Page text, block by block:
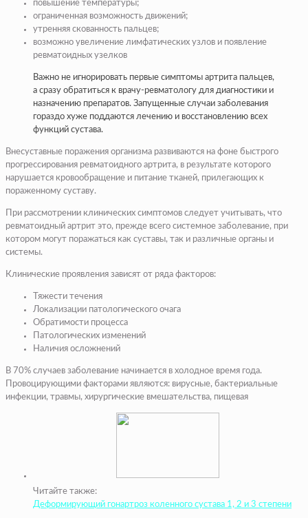
повышение температуры;
ограниченная возможность движений;
утренняя скованность пальцев;
возможно увеличение лимфатических узлов и появление
ревматоидных узелков
Важно не игнорировать первые симптомы артрита пальцев,
а сразу обратиться к врачу-ревматологу для диагностики и
назначению препаратов. Запущенные случаи заболевания
гораздо хуже поддаются лечению и восстановлению всех
функций сустава.
Внесуставные поражения организма развиваются на фоне быстрого
прогрессирования ревматоидного артрита, в результате которого
нарушается кровообращение и питание тканей, прилегающих к
пораженному суставу.
При рассмотрении клинических симптомов следует учитывать, что
ревматоидный артрит это, прежде всего системное заболевание, при
котором могут поражаться как суставы, так и различные органы и
системы.
Клинические проявления зависят от ряда факторов:
Тяжести течения
Локализации патологического очага
Обратимости процесса
Патологических изменений
Наличия осложнений
В 70% случаев заболевание начинается в холодное время года.
Провоцирующими факторами являются: вирусные, бактериальные
инфекции, травмы, хирургические вмешательства, пищевая
Читайте также:
Деформирующий гонартроз коленного сустава 1, 2 и 3 степени